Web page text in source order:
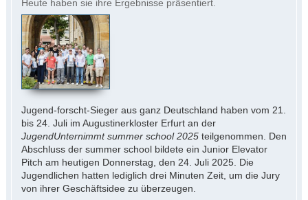
Heute haben sie ihre Ergebnisse präsentiert.
Jugend-forscht-Sieger aus ganz Deutschland haben vom 21.
bis 24. Juli im Augustinerkloster Erfurt an der
JugendUnternimmt summer school 2025 teilgenommen. Den
Abschluss der summer school bildete ein Junior Elevator
Pitch am heutigen Donnerstag, den 24. Juli 2025. Die
Jugendlichen hatten lediglich drei Minuten Zeit, um die Jury
von ihrer Geschäftsidee zu überzeugen.